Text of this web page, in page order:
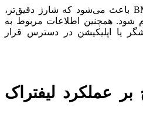
استفاده از باتری مجهز به BMS باعث می‌شود که شارژ دقیق‌تر،
شود. همچنین اطلاعات مربوط به
یا اپلیکیشن در دسترس قرار
عملکرد لیفتراک